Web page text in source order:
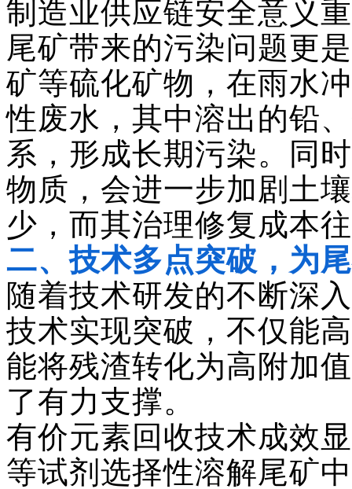
制造业供应链安全意义
尾矿带来的污染问题更
矿等硫化矿物，在雨水
性废水，其中溶出的铅
系，形成长期污染。同
物质，会进一步加剧土
少，而其治理修复成本
二、技术多点突破，为
随着技术研发的不断深
技术实现突破，不仅能
能将残渣转化为高附加
了有力支撑。
有价元素回收技术成效
等试剂选择性溶解尾矿